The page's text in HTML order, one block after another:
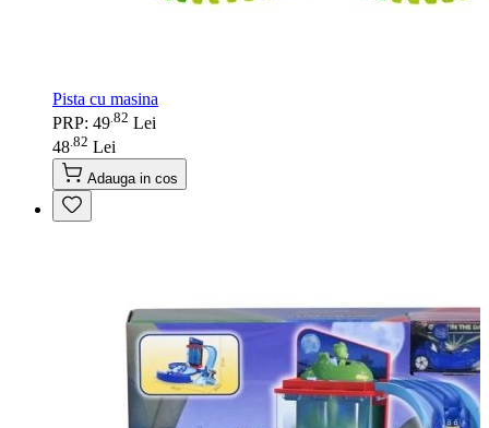
Pista cu masina
PRP: 49 82 Lei
48 82 Lei
Adauga in cos